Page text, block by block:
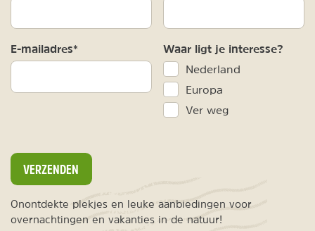
E-mailadres* Waar ligt je interesse?
Nederland
Europa
Ver weg
VERZENDEN
Onontdekte plekjes en leuke aanbiedingen voor
overnachtingen en vakanties in de natuur!